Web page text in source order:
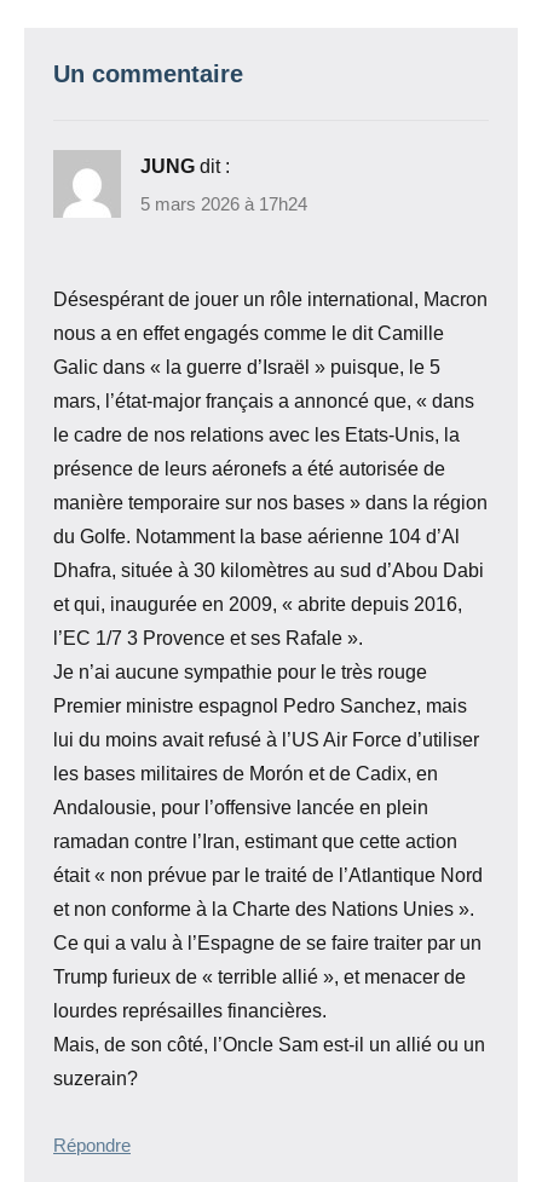
Un commentaire
JUNG dit :
5 mars 2026 à 17h24
Désespérant de jouer un rôle international, Macron
nous a en effet engagés comme le dit Camille
Galic dans « la guerre d’Israël » puisque, le 5
mars, l’état-major français a annoncé que, « dans
le cadre de nos relations avec les Etats-Unis, la
présence de leurs aéronefs a été autorisée de
manière temporaire sur nos bases » dans la région
du Golfe. Notamment la base aérienne 104 d’Al
Dhafra, située à 30 kilomètres au sud d’Abou Dabi
et qui, inaugurée en 2009, « abrite depuis 2016,
l’EC 1/7 3 Provence et ses Rafale ».
Je n’ai aucune sympathie pour le très rouge
Premier ministre espagnol Pedro Sanchez, mais
lui du moins avait refusé à l’US Air Force d’utiliser
les bases militaires de Morón et de Cadix, en
Andalousie, pour l’offensive lancée en plein
ramadan contre l’Iran, estimant que cette action
était « non prévue par le traité de l’Atlantique Nord
et non conforme à la Charte des Nations Unies ».
Ce qui a valu à l’Espagne de se faire traiter par un
Trump furieux de « terrible allié », et menacer de
lourdes représailles financières.
Mais, de son côté, l’Oncle Sam est-il un allié ou un
suzerain?
Répondre